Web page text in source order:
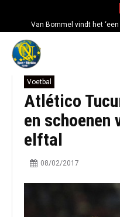
Van Bommel vindt het
Voetbal
Atlético
en schoenen
elftal
08/02/2017